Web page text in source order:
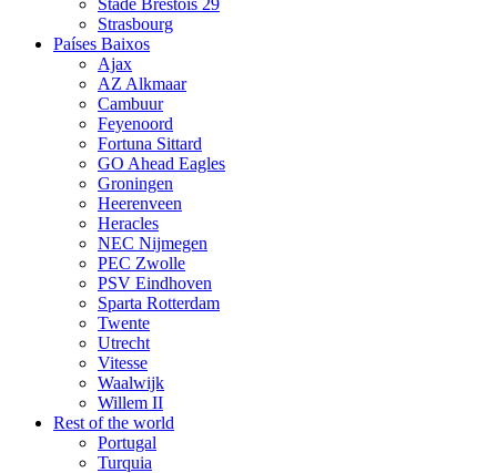
Stade Brestois 29
Strasbourg
Países Baixos
Ajax
AZ Alkmaar
Cambuur
Feyenoord
Fortuna Sittard
GO Ahead Eagles
Groningen
Heerenveen
Heracles
NEC Nijmegen
PEC Zwolle
PSV Eindhoven
Sparta Rotterdam
Twente
Utrecht
Vitesse
Waalwijk
Willem II
Rest of the world
Portugal
Turquia